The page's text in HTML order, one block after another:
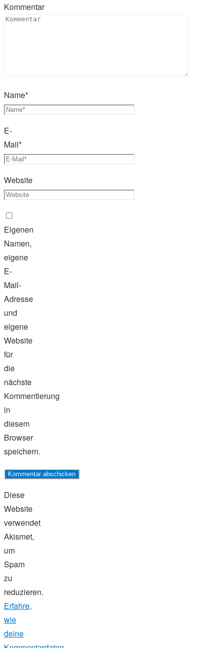
Kommentar
Name*
E-
Mail*
Website
Eigenen
Namen,
eigene
E-
Mail-
Adresse
und
eigene
Website
für
die
nächste
Kommentierung
in
diesem
Browser
speichern.
Diese
Website
verwendet
Akismet,
um
Spam
zu
reduzieren.
Erfahre,
wie
deine